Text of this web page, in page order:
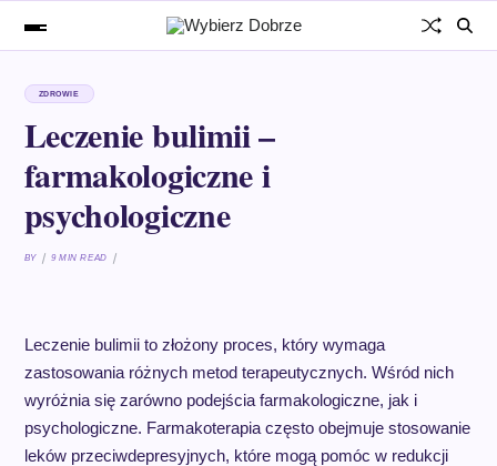
ZDROWIE
Leczenie bulimii –
farmakologiczne i
psychologiczne
BY 9 MIN READ
Leczenie bulimii to złożony proces, który wymaga
zastosowania różnych metod terapeutycznych. Wśród nich
wyróżnia się zarówno podejścia farmakologiczne, jak i
psychologiczne. Farmakoterapia często obejmuje stosowanie
leków przeciwdepresyjnych, które mogą pomóc w redukcji